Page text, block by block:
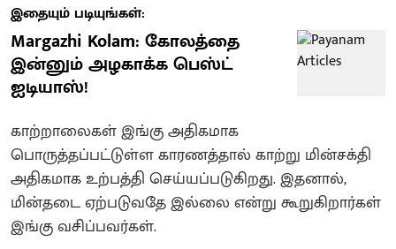
இதையும் படியுங்கள்:
Margazhi Kolam: கோலத்தை
இன்னும் அழகாக்க பெஸ்ட்
ஐடியாஸ்!
காற்றாலைகள் இங்கு அதிகமாக
பொருத்தப்பட்டுள்ள காரணத்தால் காற்று மின்சக்தி
அதிகமாக உற்பத்தி செய்யப்படுகிறது. இதனால்,
மின்தடை ஏற்படுவதே இல்லை என்று கூறுகிறார்கள்
இங்கு வசிப்பவர்கள்.